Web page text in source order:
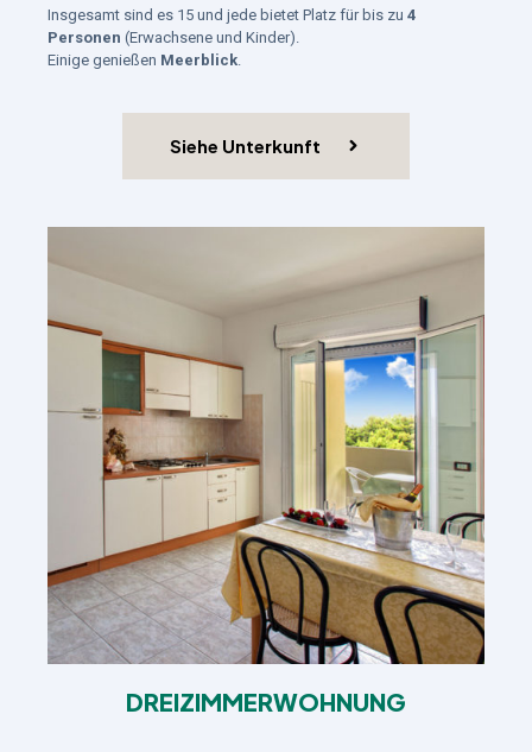
Insgesamt sind es 15 und jede bietet Platz für bis zu 4
Personen (Erwachsene und Kinder).
Einige genießen Meerblick
Siehe Unterkunft
DREIZIMMERWOHNUNG